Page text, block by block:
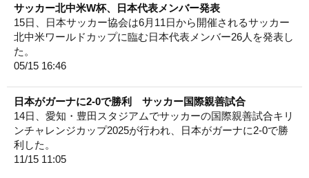
サッカー北中米W杯、日本代表メンバー発表
15日、日本サッカー協会は6月11日から開催されるサッカー
北中米ワールドカップに臨む日本代表メンバー26人を発表し
た。
05/15 16:46
日本がガーナに2-0で勝利 サッカー国際親善試合
14日、愛知・豊田スタジアムでサッカーの国際親善試合キリ
ンチャレンジカップ2025が行われ、日本がガーナに2-0で勝
利した。
11/15 11:05